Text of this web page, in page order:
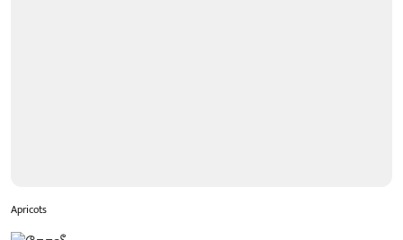
Apricots